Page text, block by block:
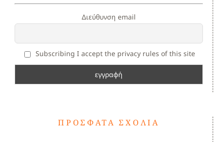
Διεύθυνση email
Subscribing I accept the privacy rules of this site
ΠΡΌΣΦΑΤΑ ΣΧΌΛΙΑ